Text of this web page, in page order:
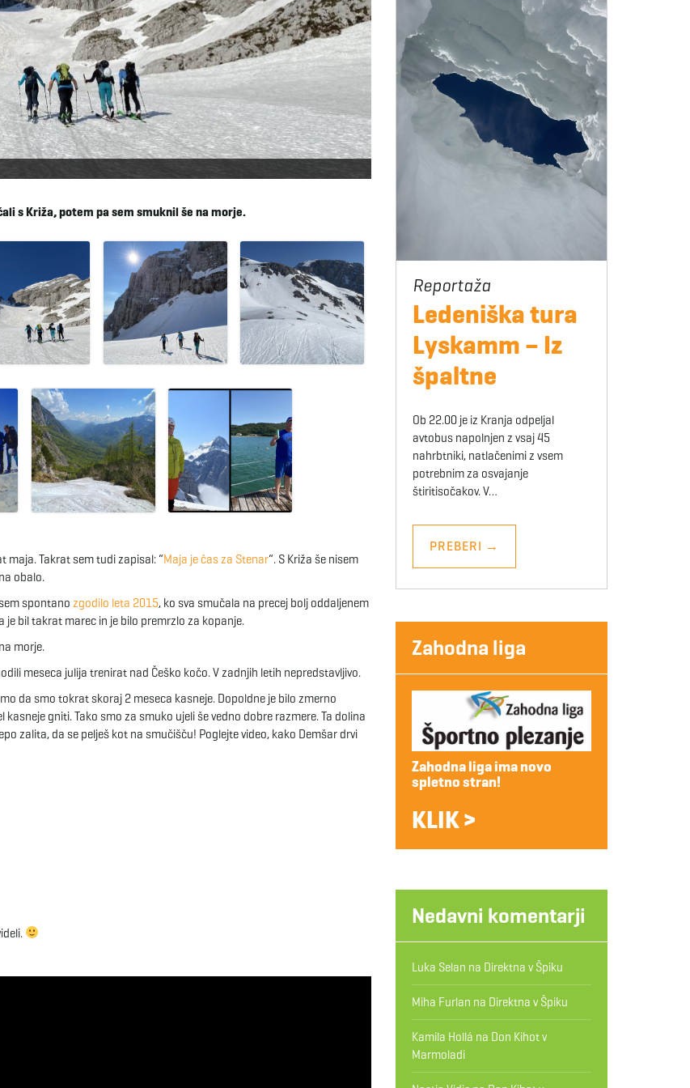
s Križa, potem pa sem smuknil še na morje.
maja. Takrat sem tudi zapisal: “Maja je čas za Stenar“. S Križa še nisem
obalo.
spontano zgodilo leta 2015, ko sva smučala na precej bolj oddaljenem
je bil takrat marec in je bilo premrzlo za kopanje.
morje.
meseca julija trenirat nad Češko kočo. V zadnjih letih nepredstavljivo.
da smo tokrat skoraj 2 meseca kasneje. Dopoldne je bilo zmerno
gniti. Tako smo za smuko ujeli še vedno dobre razmere. Ta dolina
zalita, da se pelješ kot na smučišču! Poglejte video, kako Demšar drvi
Ledeniška tura
Lyskamm – Iz
špaltne
Ob 22.00 je iz Kranja odpeljal
avtobus napolnjen z vsaj 45
nahrbtniki, natlačenimi z vsem
potrebnim za osvajanje
štiritisočakov. V…
PREBERI →
Zahodna liga
Zahodna liga ima novo
spletno stran!
KLIK >
Nedavni komentarji
Luka Selan na Direktna v Špiku
Miha Furlan na Direktna v Špiku
Kamila Hollá na Don Kihot v
Marmoladi